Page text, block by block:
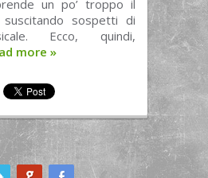
un po’ troppo il
suscitando sospetti di
Ecco, quindi,
more »